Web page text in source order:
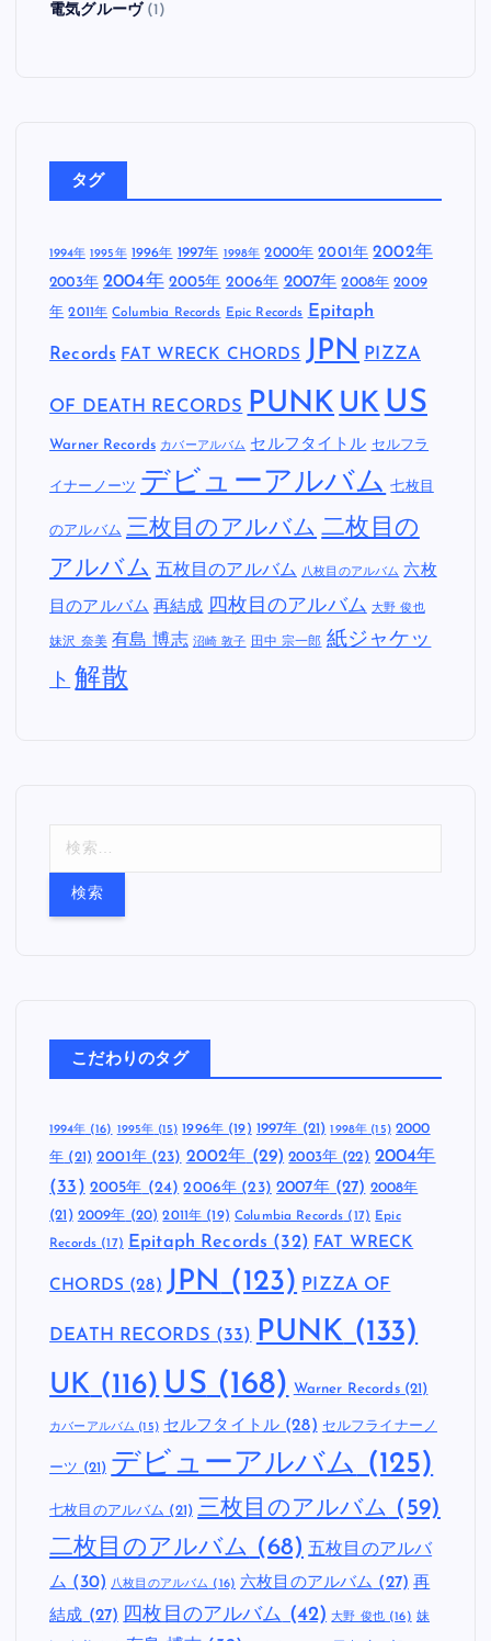
電気グルーヴ(1)
タグ
1994年 1995年 1996年 1997年 1998年 2000年 2001年 2002年
2003年 2004年 2005年 2006年 2007年 2008年 2009
年 2011年 Columbia Records Epic Records Epitaph
Records FAT WRECK CHORDS JPN PIZZA
OF DEATH RECORDS PUNK UK US
Warner Records カバーアルバム セルフタイトル セルフラ
イナーノーツ デビューアルバム 七枚目
のアルバム 三枚目のアルバム 二枚目の
アルバム 五枚目のアルバム 八枚目のアルバム 六枚
目のアルバム 再結成 四枚目のアルバム 大野 俊也
妹沢 奈美 有島 博志 沼崎 敦子 田中 宗一郎 紙ジャケッ
ト 解散
こだわりのタグ
1994年(16) 1995年 (15) 1996年(19) 1997年 (21) 1998年 (15) 2000
年 (21) 2001年(23) 2002年 (29) 2003年 (22) 2004年
(33) 2005年 (24) 2006年 (23) 2007年(27) 2008年
(21) 2009年 (20) 2011年 (19) Columbia Records (17) Epic
Records (17) Epitaph Records (32) FAT WRECK
CHORDS (28) JPN (123) PIZZA OF
DEATH RECORDS (33) PUNK (133)
UK (116) US (168) Warner Records(21)
カバーアルバム (15) セルフタイトル(28) セルフライナーノ
ーツ (21) デビューアルバム (125)
七枚目のアルバム (21) 三枚目のアルバム (59)
二枚目のアルバム (68) 五枚目のアルバ
ム (30) 八枚目のアルバム (16) 六枚目のアルバム (27) 再
結成 (27) 四枚目のアルバム (42) 大野 俊也(16) 妹